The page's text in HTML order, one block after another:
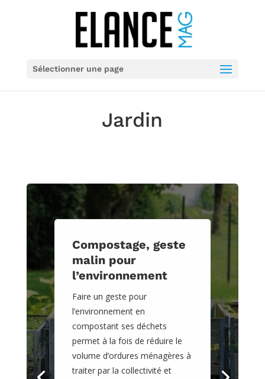
Sélectionner une page
Jardin
Compostage, geste
malin pour
l’environnement
Faire un geste pour
l’environnement en
compostant ses déchets
permet à la fois de réduire le
volume d’ordures ménagères à
traiter par la collectivité et